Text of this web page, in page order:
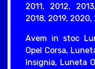
2011, 2012,
2018, 2019, 2020,
Avem in stoc
Opel Corsa,
Insignia, Luneta